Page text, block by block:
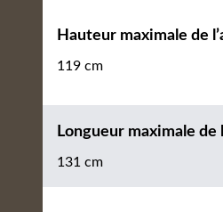
Hauteur maximale de
119 cm
Longueur maximale de
131 cm